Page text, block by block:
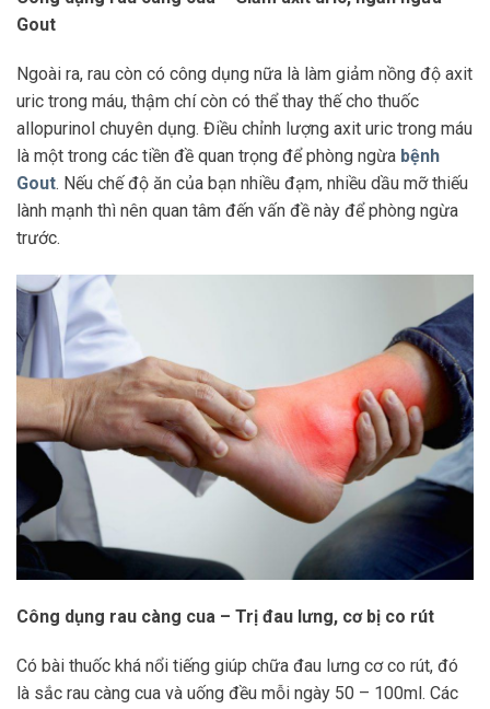
Gout
Ngoài ra, rau còn có công dụng nữa là làm giảm nồng độ axit
uric trong máu, thậm chí còn có thể thay thế cho thuốc
allopurinol chuyên dụng. Điều chỉnh lượng axit uric trong máu
là một trong các tiền đề quan trọng để phòng ngừa bệnh
Gout. Nếu chế độ ăn của bạn nhiều đạm, nhiều dầu mỡ thiếu
lành mạnh thì nên quan tâm đến vấn đề này để phòng ngừa
trước.
Công dụng rau càng cua – Trị đau lưng, cơ bị co rút
Có bài thuốc khá nổi tiếng giúp chữa đau lưng cơ co rút, đó
là sắc rau càng cua và uống đều mỗi ngày 50 – 100ml. Các